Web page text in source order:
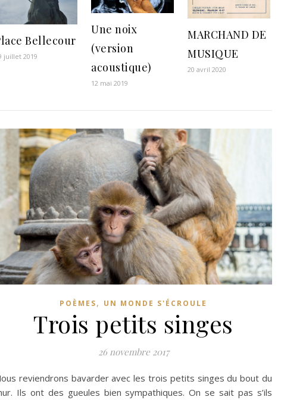
Bellecour
juillet 2019
Une noix
(version
acoustique)
12 mai 2019
MARCHAND DE
MUSIQUE
20 avril 2020
POÈMES, UN MONDE S'ÉCROULE
Trois petits singes
26 novembre 2017
reviendrons bavarder avec les trois petits singes du bout du
Ils ont des gueules bien sympathiques. On se sait pas s’ils